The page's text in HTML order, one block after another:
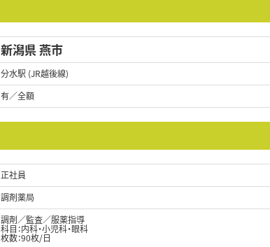
新潟県 燕市
分水駅 (JR越後線)
有／全額
正社員
調剤薬局
調剤／監査／服薬指導
科目：内科・小児科・眼科
枚数：90枚/日